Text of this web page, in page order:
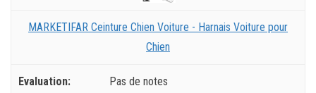
MARKETIFAR Ceinture Chien Voiture - Harnais Voiture pour
Chien
Pas de notes